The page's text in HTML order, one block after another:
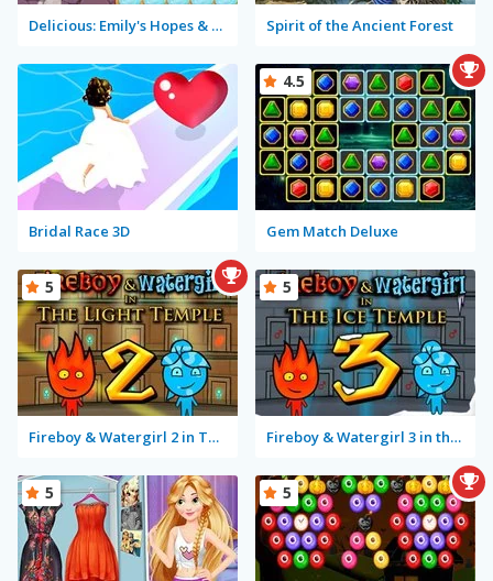
Delicious: Emily's Hopes & Fears Spirit of the Ancient Forest
Bridal Race 3D Gem Match Deluxe
4.5
Fireboy & Watergirl 2 in The Light Temple
5
Fireboy & Watergirl 3 in the Ice Temple
5
5 5